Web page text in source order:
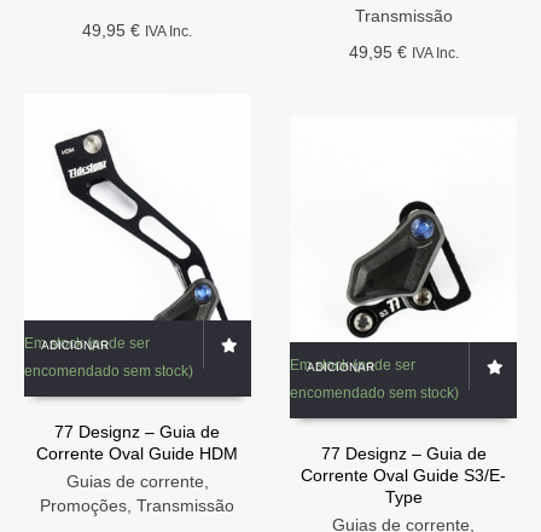
49,95€ IVA Inc.
Transmissão
49,95 € IVA Inc.
ADICIONAR
Em stock (pode ser
encomendado sem stock)
77 Designz – Guia de
Corrente Oval Guide HDM
Guias de corrente,
Promoções,Transmissão
ADICIONAR
Em stock (pode ser
encomendado sem stock)
77 Designz – Guia de
Corrente Oval Guide S3/E-
Type
Guias de corrente,